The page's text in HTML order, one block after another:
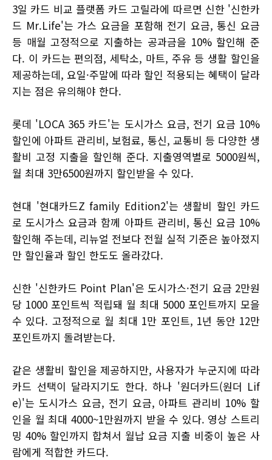
3일 카드 비교 플랫폼 카드 고릴라에 따르면 신한 '신한카
드 Mr.Life'는 가스 요금을 포함해 전기 요금, 통신 요금
등 매월 고정적으로 지출하는 공과금을 10% 할인해 준
다. 이 카드는 편의점, 세탁소, 마트, 주유 등 생활 할인을
제공하는데, 요일·주말에 따라 할인 적용되는 혜택이 달라
지는 점은 유의해야 한다.
롯데 'LOCA 365 카드'는 도시가스 요금, 전기 요금 10%
할인에 아파트 관리비, 보험료, 통신, 교통비 등 다양한 생
활비 고정 지출을 할인해 준다. 지출영역별로 5000원씩,
월 최대 3만6500원까지 할인받을 수 있다.
현대 '현대카드Z family Edition2'는 생활비 할인 카드
로 도시가스 요금과 함께 아파트 관리비, 통신 요금 10%
할인해 주는데, 리뉴얼 전보다 전월 실적 기준은 높아졌지
만 할인율과 할인 한도도 올라갔다.
신한 '신한카드 Point Plan'은 도시가스·전기 요금 2만원
당 1000 포인트씩 적립돼 월 최대 5000 포인트까지 모을
수 있다. 고정적으로 월 최대 1만 포인트, 1년 동안 12만
포인트까지 돌려받는다.
같은 생활비 할인을 제공하지만, 사용자가 누군지에 따라
카드 선택이 달라지기도 한다. 하나 '원더카드(원더 Lif
e)'는 도시가스 요금, 전기 요금, 아파트 관리비 10% 할
인을 월 최대 4000~1만원까지 받을 수 있다. 영상 스트리
밍 40% 할인까지 합쳐서 월납 요금 지출 비중이 높은 사
람에게 적합한 카드다.